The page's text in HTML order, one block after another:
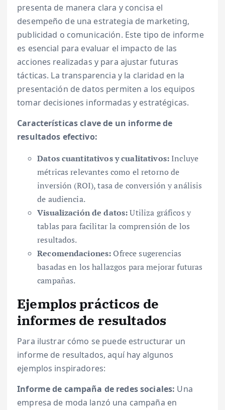
presenta de manera clara y concisa el
desempeño de una estrategia de marketing,
publicidad o comunicación. Este tipo de informe
es esencial para evaluar el impacto de las
acciones realizadas y para ajustar futuras
tácticas. La transparencia y la claridad en la
presentación de datos permiten a los equipos
tomar decisiones informadas y estratégicas.
Características clave de un informe de
resultados efectivo:
Datos cuantitativos y cualitativos: Incluye
métricas relevantes como el retorno de
inversión (ROI), tasa de conversión y análisis
de audiencia.
Visualización de datos:Utiliza gráficos y
tablas para facilitar la comprensión de los
resultados.
Recomendaciones: Ofrece sugerencias
basadas en los hallazgos para mejorar futuras
campañas.
Ejemplos prácticos de
informes de resultados
Para ilustrar cómo se puede estructurar un
informe de resultados, aquí hay algunos
ejemplos inspiradores:
Informe de campaña de redes sociales: Una
empresa de moda lanzó una campaña en